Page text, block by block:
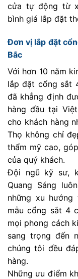
cửa tự động từ
bình giá lắp đặt
Đơn vị lắp đặt
Bắc
Với hơn 10 năm
lắp đặt cổng sắt
đã khẳng định
hàng đầu tại
cho khách hàng
Thọ không chỉ
thẩm mỹ cao,
của quý khách.
Đội ngũ kỹ sư,
Quang Sáng
những xu
mẫu cổng sắt 4
mọi phong cách
sang trọng đến
chúng tôi đều
hàng.
Những ưu điểm